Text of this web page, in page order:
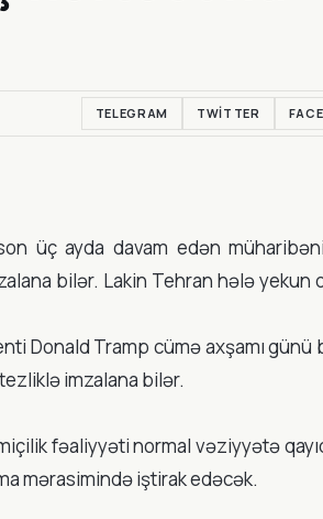
TELEGRAM TWITTER
üç ayda davam edən
bilər. Lakin Tehran hələ yekun
Donald Tramp cümə axşamı günü
imzalana bilər.
fəaliyyəti normal vəziyyətə
mərasimində iştirak edəcək.